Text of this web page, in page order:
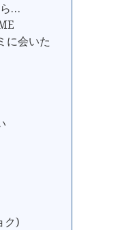
…
に会いた
ク)